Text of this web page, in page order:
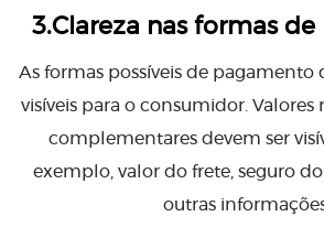
3.Clareza nas formas
As formas possíveis de pagamento
visíveis para o consumidor. Valores
complementares devem ser
exemplo, valor do frete, seguro
outras